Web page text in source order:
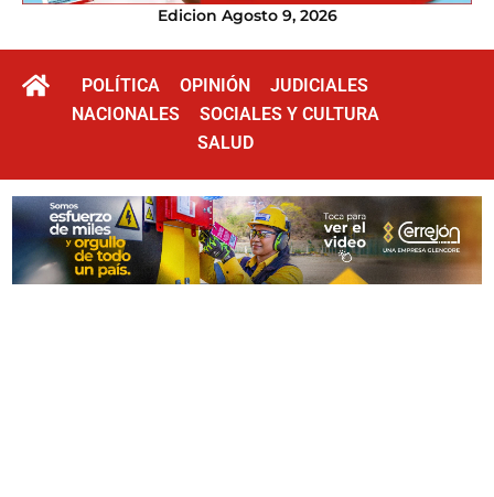
Edicion Agosto 9, 2026
POLÍTICA OPINIÓN
JUDICIALES
NACIONALES
SOCIALES Y CULTURA
SALUD